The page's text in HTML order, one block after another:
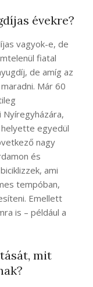
évekre?
vagyok-e, de
fiatal
de amíg az
Már 60
Nyíregyházára,
egyedül
nagy
és
ami
tempóban,
Emellett
is – például a
mit